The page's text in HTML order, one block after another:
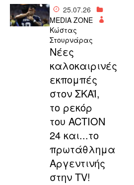
25.07.26
MEDIA ZONE
Κώστας
Στουρνάρας
Νέες
καλοκαιρινές
εκπομπές
στον ΣΚΑΪ,
το ρεκόρ
του ACTION
24 και...το
πρωτάθλημα
Αργεντινής
στην TV!